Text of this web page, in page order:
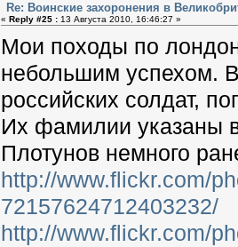
Re: Воинские захоронения в
« Reply #25 :13 Августа 2010, 16:46:27 »
Мои походы по
небольшим успехом.
российских солдат,
Их фамилии указаны
Плотунов немного
http://www.flickr.com/
72157624712403232/
http://www.flickr.com/